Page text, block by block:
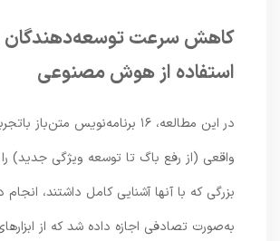
کاهش سرعت توسعه‌دهندگان بر اثر
استفاده از هوش مصنوعی
واقعی (از رفع باگ تا توسعه ویژگی جدید) را در
بزرگی که با آنها آشنایی کامل داشتند، انجام دادند.
به‌صورت تصادفی اجازه داده ‌شد که از ابزارهای هوش